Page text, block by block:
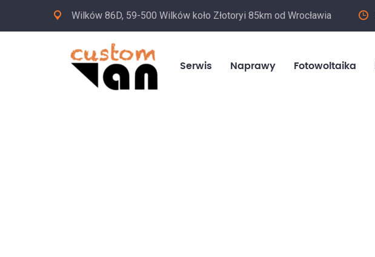
Wilków 86D, 59-500 Wilków koło Złotoryi 85km od Wrocławia
Serwis Naprawy Fotowoltaika